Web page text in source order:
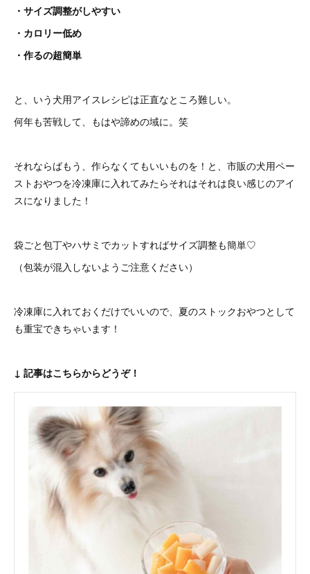
・サイズ調整がしやすい
・カロリー低め
・作るの超簡単
と、いう犬用アイスレシピは正直なところ難しい。
何年も苦戦して、もはや諦めの域に。笑
それならばもう、作らなくてもいいものを！と、市販の犬用ペー
ストおやつを冷凍庫に入れてみたらそれはそれは良い感じのアイ
スになりました！
袋ごと包丁やハサミでカットすればサイズ調整も簡単♡
（包装が混入しないようご注意ください）
冷凍庫に入れておくだけでいいので、夏のストックおやつとして
も重宝できちゃいます！
↓ 記事はこちらからどうぞ！